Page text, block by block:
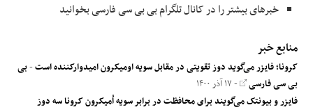
خبرهای بیشتر را در کانال تلگرام بی بی سی فارسی بخوانید
منابع خبر
کرونا؛ فایزر می‌گوید دوز تقویتی‌ در مقابل سویه اومیکرون امیدوارکننده است-بی
بی سی فارسی - ۱۷ آذر ۱۴۰۰
فایزر و بیونتک می‌گویند برای محافظت در برابر سویه‌ اُمیکرون کرونا سه دوز